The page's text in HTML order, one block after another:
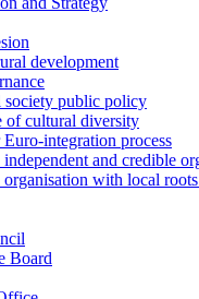
development
public policy
of cultural diversity
integration process
and credible
with local
Board